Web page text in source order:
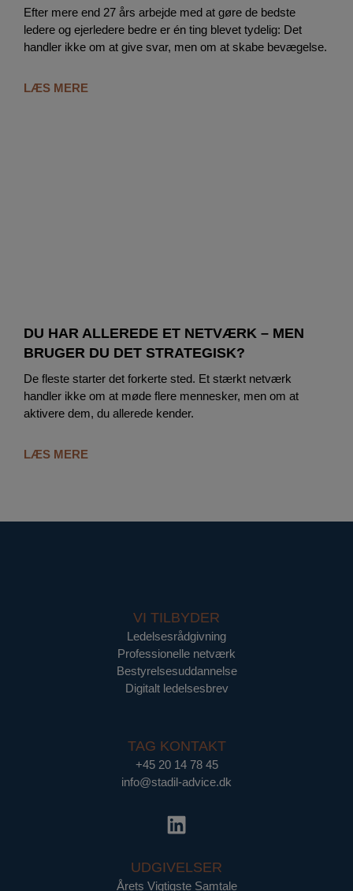
Efter mere end 27 års arbejde med at gøre de bedste
ledere og ejerledere bedre er én ting blevet tydelig: Det
handler ikke om at give svar, men om at skabe bevægelse.
LÆS MERE
DU HAR ALLEREDE ET NETVÆRK – MEN
BRUGER DU DET STRATEGISK?
De fleste starter det forkerte sted. Et stærkt netværk
handler ikke om at møde flere mennesker, men om at
aktivere dem, du allerede kender.
LÆS MERE
VI TILBYDER
Ledelsesrådgivning
Professionelle netværk
Bestyrelsesuddannelse
Digitalt ledelsesbrev
TAG KONTAKT
+45 20 14 78 45
info@stadil-advice.dk
UDGIVELSER
Årets Vigtigste Samtale